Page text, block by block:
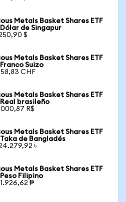
Metals Basket Shares ETF
de Singapur
$
Metals Basket Shares ETF
Suizo
CHF
Metals Basket Shares ETF
brasileño
R$
Metals Basket Shares ETF
de Bangladés
৳
Metals Basket Shares ETF
Filipino
₱